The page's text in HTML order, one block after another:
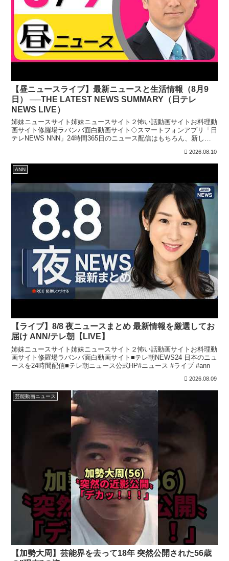
【昼ニュースライブ】最新ニュースと生活情報（8月9
日） ──THE LATEST NEWS SUMMARY（日テレ
NEWS LIVE）
姉妹ニュースサイト姉妹ニュースサイト２怖い話動画サイトお料理動
画サイト修羅場ラバンバ面白動画サイト◇スマートフォンアプリ「日
テレNEWS NNN」24時間365日のニュース配信はもちろん、新しく
2026.08.10
ANN
【ライブ】8/8 夜ニュースまとめ 最新情報を厳選してお
届け ANN/テレ朝【LIVE】
姉妹ニュースサイト姉妹ニュースサイト２怖い話動画サイトお料理動
画サイト修羅場ラバンバ面白動画サイト■テレ朝NEWS24 日本のニュ
ースを24時間配信■テレ朝ニュース公式HP#ニュース #ライブ #ann
2026.08.09
芸能動画ニュース
【加勢大周】芸能界を去って18年 突然公開された56歳